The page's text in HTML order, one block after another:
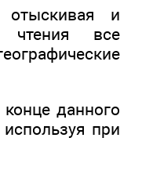
отыскивая и
чтения все
данного
при